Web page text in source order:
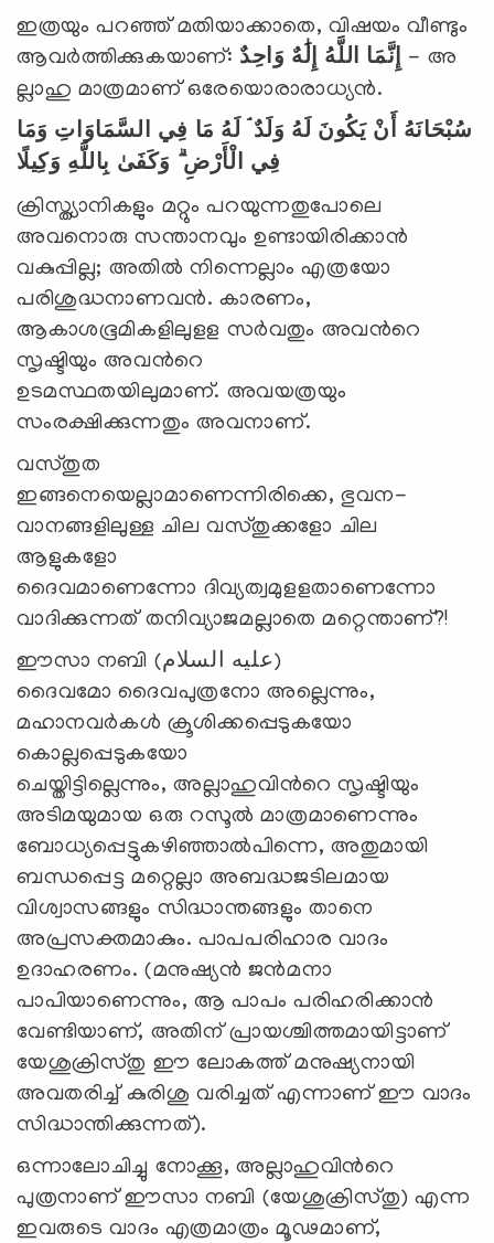
ഇത്രയും പറഞ്ഞ് മതിയാക്കാതെ, വിഷയം വീണ്ടും
ആവര്‍ത്തിക്കുകയാണ്:
إِنَّمَا اللَّهُ إِلَٰهٌ وَاحِدٌ
- അ
ല്ലാഹു മാത്രമാണ് ഒരേയൊരാരാധ്യന്‍.
سُبْحَانَهُ أَنْ يَكُونَ لَهُ وَلَدٌ ۘ لَهُ مَا فِي السَّمَاوَاتِ وَمَا
فِي الْأَرْضِ ۗ وَكَفَىٰ بِاللَّهِ وَكِيلًا
ക്രിസ്ത്യാനികളും മറ്റും പറയുന്നതുപോലെ
അവനൊരു സന്താനവും ഉണ്ടായിരിക്കാന്‍
വകുപ്പില്ല; അതില്‍ നിന്നെല്ലാം എത്രയോ
പരിശുദ്ധനാണവന്‍. കാരണം,
ആകാശഭൂമികളിലുളള സര്‍വതും അവന്‍റെ
സൃഷ്ടിയും അവന്‍റെ
ഉടമസ്ഥതയിലുമാണ്. അവയത്രയും
സംരക്ഷിക്കുന്നതും അവനാണ്.
വസ്തുത
ഇങ്ങനെയെല്ലാമാണെന്നിരിക്കെ, ഭുവന-
വാനങ്ങളിലുള്ള ചില വസ്തുക്കളോ ചില
ആളുകളോ
ദൈവമാണെന്നോ ദിവ്യത്വമുളളതാണെന്നോ
വാദിക്കുന്നത് തനിവ്യാജമല്ലാതെ മറ്റെന്താണ്?!
ഈസാ നബി (عليه السلام)
ദൈവമോ ദൈവപുത്രനോ അല്ലെന്നും,
മഹാനവര്‍കള്‍ ക്രൂശിക്കപ്പെടുകയോ
കൊല്ലപ്പെടുകയോ
ചെയ്തിട്ടില്ലെന്നും, അല്ലാഹുവിന്‍റെ സൃഷ്ടിയും
അടിമയുമായ ഒരു റസൂല്‍ മാത്രമാണെന്നും
ബോധ്യപ്പെട്ടുകഴിഞ്ഞാല്‍പിന്നെ, അതുമായി
ബന്ധപ്പെട്ട മറ്റെല്ലാ അബദ്ധജടിലമായ
വിശ്വാസങ്ങളും സിദ്ധാന്തങ്ങളും താനെ
അപ്രസക്തമാകും. പാപപരിഹാര വാദം
ഉദാഹരണം. (മനുഷ്യന്‍ ജന്‍മനാ
പാപിയാണെന്നും, ആ പാപം പരിഹരിക്കാന്‍
വേണ്ടിയാണ്, അതിന് പ്രായശ്ചിത്തമായിട്ടാണ്
യേശുക്രിസ്തു ഈ ലോകത്ത് മനുഷ്യനായി
അവതരിച്ച് കുരിശു വരിച്ചത് എന്നാണ് ഈ വാദം
സിദ്ധാന്തിക്കുന്നത്).
ഒന്നാലോചിച്ചു നോക്കൂ, അല്ലാഹുവിന്‍റെ
പുത്രനാണ് ഈസാ നബി (യേശുക്രിസ്തു) എന്ന
ഇവരുടെ വാദം എത്രമാത്രം മൂഢമാണ്,